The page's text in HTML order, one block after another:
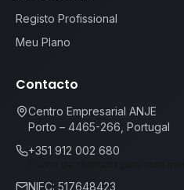
Registo Profissional
Meu Plano
Contacto
Centro Empresarial ANJE
Porto – 4465-266, Portugal
+351 912 002 680
NIFC: 517648423